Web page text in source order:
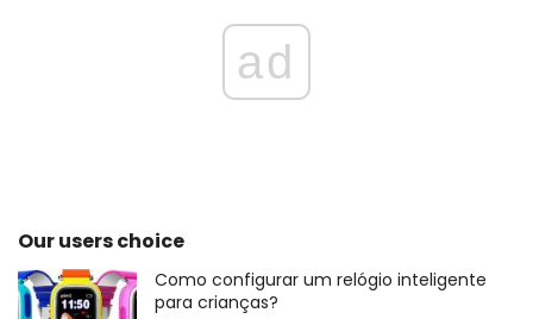
ad
Our users choice
Como configurar um relógio inteligente
para crianças?